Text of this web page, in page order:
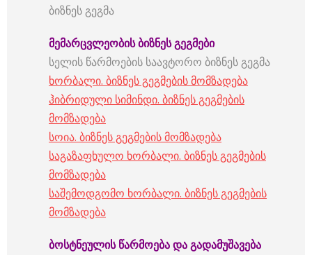
ბიზნეს გეგმა
მემარცვლეობისბიზნესგეგმები
სელის წარმოების საავტორო ბიზნეს გეგმა
ხორბალი. ბიზნეს გეგმების მომზადება
ჰიბრიდული სიმინდი. ბიზნეს გეგმების
მომზადება
სოია. ბიზნეს გეგმების მომზადება
საგაზაფხულო ხორბალი. ბიზნეს გეგმების
მომზადება
საშემოდგომო ხორბალი. ბიზნეს გეგმების
მომზადება
ბოსტნეულის წარმოებადაგადამუშავება